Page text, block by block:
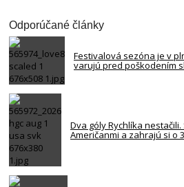
Odporúčané články
Festivalová sezóna je v
varujú pred poškodením
Dva góly Rychlíka
Američanmi a zahrajú si o